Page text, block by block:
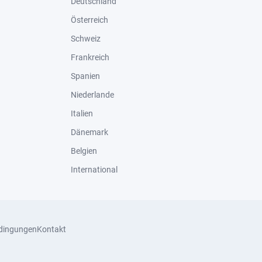
Österreich
Schweiz
Frankreich
Spanien
Niederlande
Italien
Dänemark
Belgien
International
Kontakt